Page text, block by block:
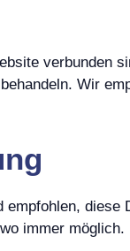
verbunden
Wir
diese
immer möglich.